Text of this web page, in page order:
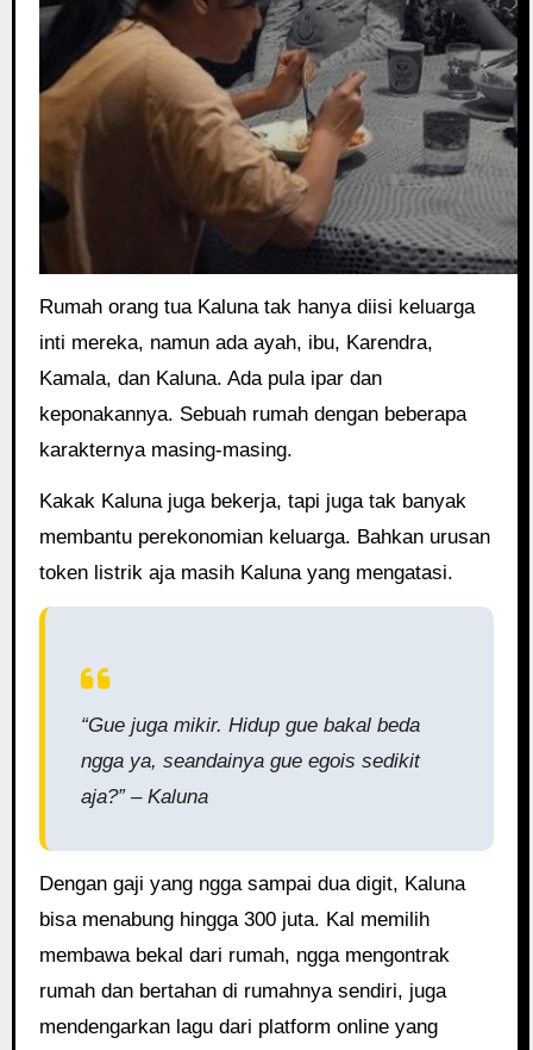
Rumah orang tua Kaluna tak hanya diisi keluarga
inti mereka, namun ada ayah, ibu, Karendra,
Kamala, dan Kaluna. Ada pula ipar dan
keponakannya. Sebuah rumah dengan beberapa
karakternya masing-masing.
Kakak Kaluna juga bekerja, tapi juga tak banyak
membantu perekonomian keluarga. Bahkan urusan
token listrik aja masih Kaluna yang mengatasi.
“Gue juga mikir. Hidup gue bakal beda
ngga ya, seandainya gue egois sedikit
aja?” – Kaluna
Dengan gaji yang ngga sampai dua digit, Kaluna
bisa menabung hingga 300 juta. Kal memilih
membawa bekal dari rumah, ngga mengontrak
rumah dan bertahan di rumahnya sendiri, juga
mendengarkan lagu dari platform online yang